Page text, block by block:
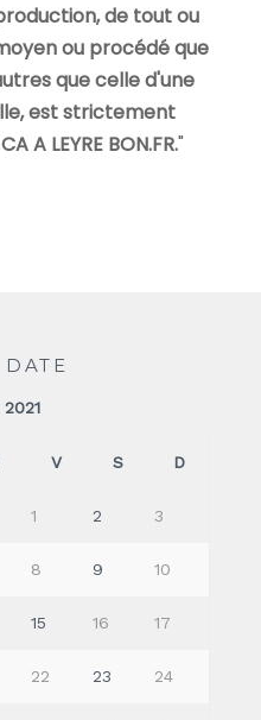
de tout ou
ou procédé que
que celle d'une
est strictement
A LEYRE BON.FR."
V S D
1 2 3
8 9 10
15 16 17
22 23 24